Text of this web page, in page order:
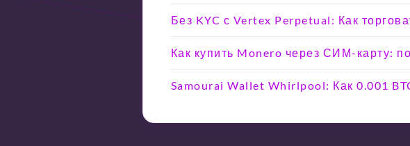
Без KYC с Vertex Perpetual: Как
Как купить Monero через СИМ-карту:
Samourai Wallet Whirlpool: Как 0.001